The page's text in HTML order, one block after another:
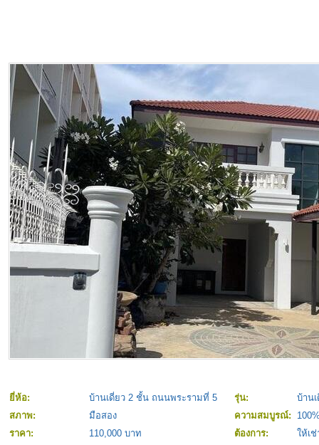
ยี่ห้อ: บ้านเดี่ยว 2 ชั้น ถนนพระรามที่ 5 รุ่น:
บ้าน
สภาพ:
มือสอง ความสมบูรณ์:
ราคา:
110,000 บาท ต้องการ:
ให้เช่